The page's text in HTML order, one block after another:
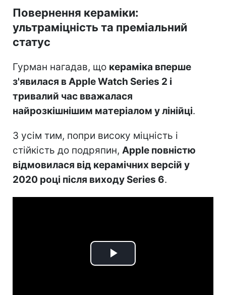
Повернення кераміки:
ультраміцність та преміальний
статус
Гурман нагадав, що кераміка вперше
з'явилася в Apple Watch Series 2 і
тривалий час вважалася
найрозкішнішим матеріалом у лінійці.
З усім тим, попри високу міцність і
стійкість до подряпин, Apple повністю
відмовилася від керамічних версій у
2020 році після виходу Series 6.
Play